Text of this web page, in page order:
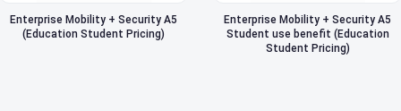
Enterprise Mobility + Security A5
(Education Student Pricing)
Enterprise Mobility + Security A5
Student use benefit (Education
Student Pricing)